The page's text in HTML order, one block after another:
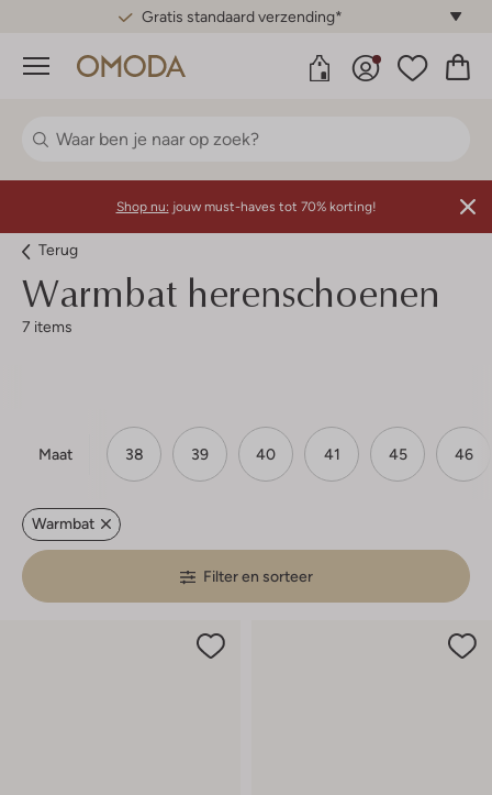
Gratis standaard verzending*
Menu
Shop nu: jouw must-haves tot 70% korting!
Terug
Warmbat herenschoenen
7 items
Maat 38 39 40 41 45 46
Warmbat
Filter en sorteer